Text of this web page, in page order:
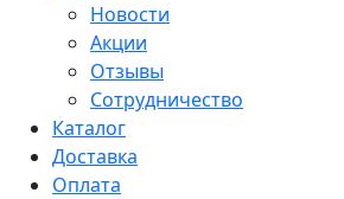
Новости
Акции
Отзывы
Сотрудничество
Каталог
Доставка
Оплата